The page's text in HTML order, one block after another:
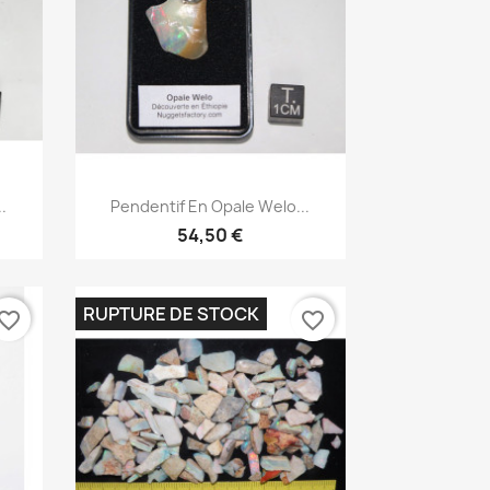
Aperçu rapide
Pendentif En Opale Welo...
54,50 €
RUPTURE DE STOCK favorite_border